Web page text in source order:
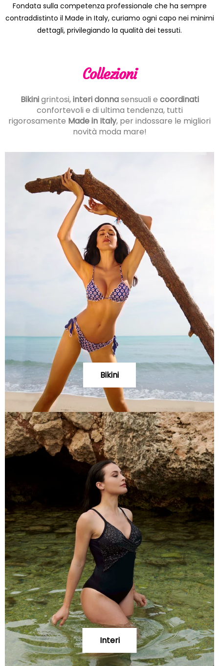
Fondata sulla competenza professionale che ha sempre
contraddistinto il Made in Italy, curiamo ogni capo nei minimi
dettagli, privilegiando la qualità dei tessuti.
Collezioni
Bikinigrintosi,interi donnasensuali e coordinati
confortevoli e di ultima tendenza, tutti
rigorosamente Made in Italy, per indossare le migliori
novità moda mare!
Bikini
Interi